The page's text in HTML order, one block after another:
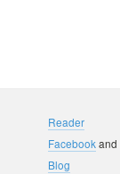
Reader
Facebookand
Blog